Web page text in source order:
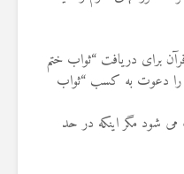
برای دریافت “ثواب ختم
دعوت به کسب “ثواب
می شود مگر اینکه در حد